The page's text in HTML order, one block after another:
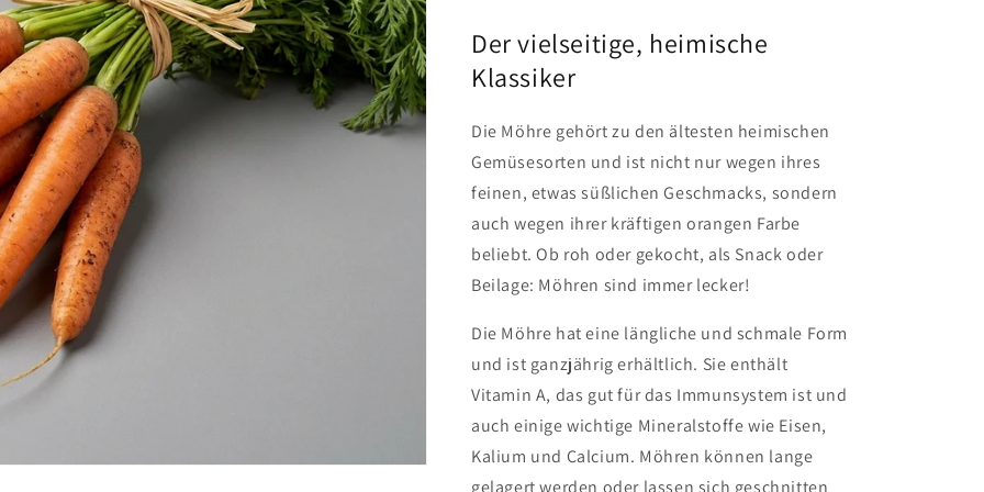
Bund
Bund
Der vielseitige, heimische
Klassiker
Die Möhre gehört zu den ältesten heimischen
Gemüsesorten und ist nicht nur wegen ihres
feinen, etwas süßlichen Geschmacks, sondern
auch wegen ihrer kräftigen orangen Farbe
beliebt. Ob roh oder gekocht, als Snack oder
Beilage: Möhren sind immer lecker!
Die Möhre hat eine längliche und schmale Form
und ist ganzjährig erhältlich. Sie enthält
Vitamin A, das gut für das Immunsystem ist und
auch einige wichtige Mineralstoffe wie Eisen,
Kalium und Calcium. Möhren können lange
gelagert werden oder lassen sich geschnitten